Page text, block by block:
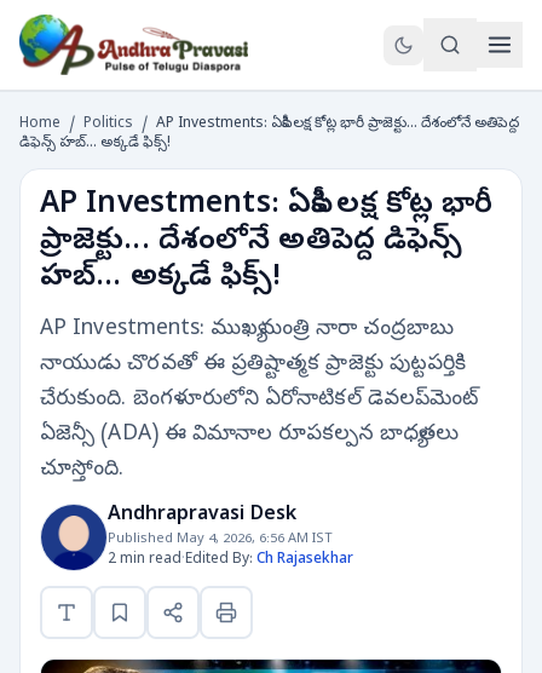
Home / Politics / AP Investments: ఏపీకి లక్ష కోట్ల భారీ ప్రాజెక్టు... దేశంలోనే అతిపెద్ద
డిఫెన్స్ హబ్... అక్కడే ఫిక్స్!
AP Investments: ఏపీకి లక్ష కోట్ల భారీ
ప్రాజెక్టు... దేశంలోనే అతిపెద్ద డిఫెన్స్
హబ్... అక్కడే ఫిక్స్!
AP Investments: ముఖ్యమంత్రి నారా చంద్రబాబు
నాయుడు చొరవతో ఈ ప్రతిష్టాత్మక ప్రాజెక్టు పుట్టపర్తికి
చేరుకుంది. బెంగళూరులోని ఏరోనాటికల్ డెవలప్‌మెంట్
ఏజెన్సీ (ADA) ఈ విమానాల రూపకల్పన బాధ్యతలు
చూస్తోంది.
Andhrapravasi Desk
Published May 4, 2026, 6:56 AM IST
2 min read·Edited By: Ch Rajasekhar